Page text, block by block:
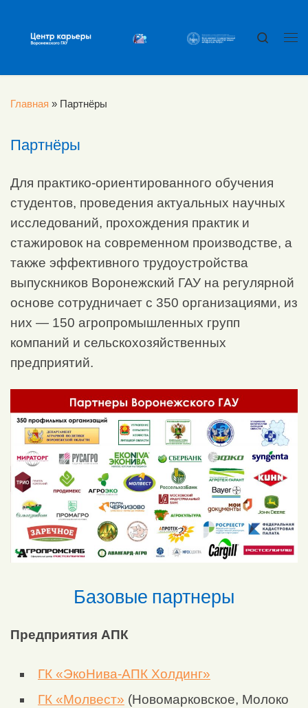
Search
Главная » Партнёры
Партнёры
Для практико-ориентированного обучения
студентов, проведения актуальных научных
исследований, прохождения практик и
стажировок на современном производстве, а
также эффективного трудоустройства
выпускников Воронежский ГАУ на регулярной
основе сотрудничает с 350 организациями, из
них — 150 агропромышленных групп
компаний и сельскохозяйственных
предприятий.
Базовые партнеры
Предприятия АПК
ГК «ЭкоНива-АПК Холдинг»
ГК «Молвест» (Новомарковское, Молоко